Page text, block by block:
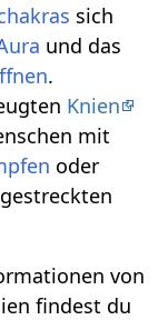
sich
und das
.
Knien
mit
oder
von
findest du